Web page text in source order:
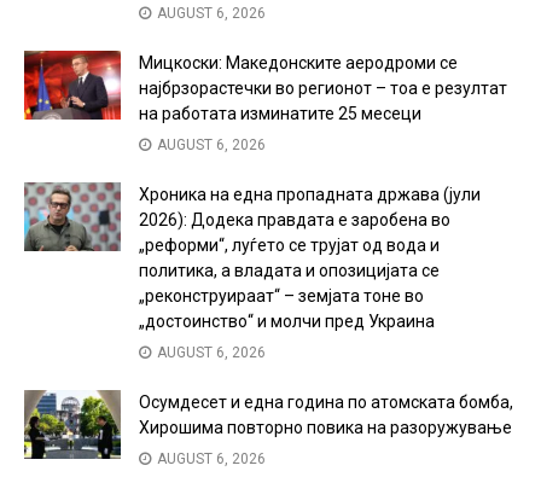
AUGUST 6, 2026
Мицкоски: Македонските аеродроми се
најбрзорастечки во регионот – тоа е резултат
на работата изминатите 25 месеци
AUGUST 6, 2026
Хроника на една пропадната држава (јули
2026): Додека правдата е заробена во
„реформи“, луѓето се трујат од вода и
политика, а владата и опозицијата се
„реконструираат“ – земјата тоне во
„достоинство“ и молчи пред Украина
AUGUST 6, 2026
Осумдесет и една година по атомската бомба,
Хирошима повторно повика на разоружување
AUGUST 6, 2026